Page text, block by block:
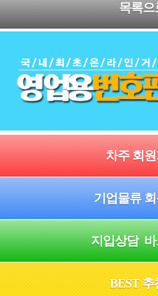
목록으
차주 회
기업물류
지입상담
BEST 추